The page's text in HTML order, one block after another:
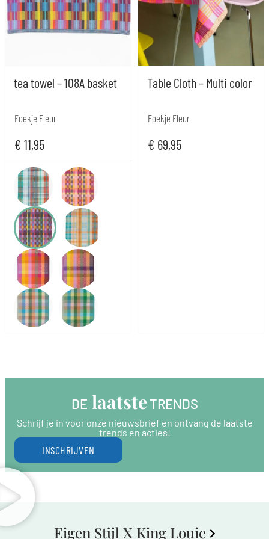
tea towel – 108A basket
Foekje Fleur
€ 11,95
Table Cloth – Multi color
Foekje Fleur
€ 69,95
DE laatste TRENDS
Schrijf je in voor onze nieuwsbrief en ontvang de laatste
trends en acties!
INSCHRIJVEN
Eigen Stijl X King Louie